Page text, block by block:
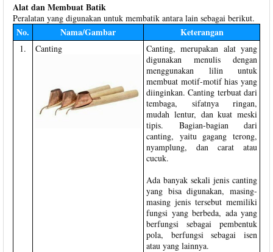
Alat dan Membuat Batik
Peralatan yang digunakan untuk membatik antara lain sebagai berikut.
No. Nama/Gambar Keterangan
1. Canting
Canting, merupakan alat yang
digunakan menulis dengan
menggunakan lilin untuk
membuat motif-motif hias yang
diinginkan. Canting terbuat dari
tembaga, sifatnya ringan,
mudah lentur, dan kuat meski
tipis. Bagian-bagian dari
canting, yaitu gagang terong,
nyamplung, dan carat atau
cucuk.
Ada banyak sekali jenis canting
yang bisa digunakan, masing-
masing jenis tersebut memiliki
fungsi yang berbeda, ada yang
berfungsi sebagai pembentuk
pola, berfungsi sebagai isen
atau yang lainnya.